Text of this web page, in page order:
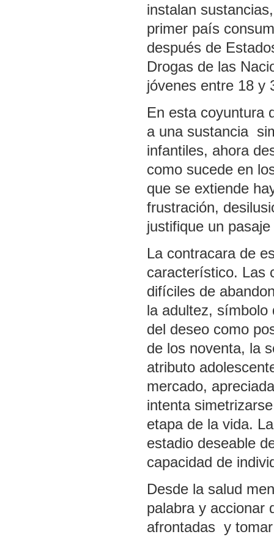
instalan
primer país
después de
Drogas de las
jóvenes entre 18 y
En esta coyuntura
a una sustancia
infantiles, ahora
como sucede en
que se extiende
frustración,
justifique un
La contracara de
característico. Las
difíciles de
la adultez, símbolo
del deseo como
de los noventa, la
atributo
mercado,
intenta
etapa de la vida.
estadio deseable
capacidad de
Desde la salud
palabra y accionar
afrontadas y